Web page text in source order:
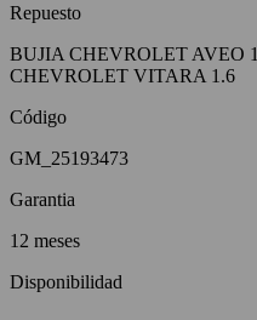
Repuesto
BUJIA CHEVROLET AVEO
CHEVROLET VITARA 1.6
Código
GM_25193473
Garantia
12 meses
Disponibilidad